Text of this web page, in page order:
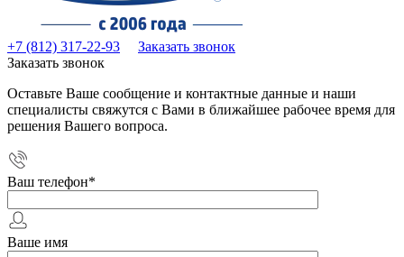
+7 (812) 317-22-93
Заказать звонок
Заказать звонок
Оставьте Ваше сообщение и контактные данные и наши
специалисты свяжутся с Вами в ближайшее рабочее время для
решения Вашего вопроса.
Ваш телефон*
Ваше имя